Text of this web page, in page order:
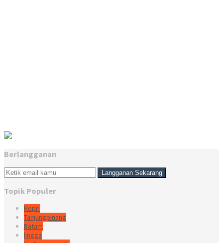
Berlangganan
Topik Populer
Kepri
Tanjungpinang
Batam
lingga